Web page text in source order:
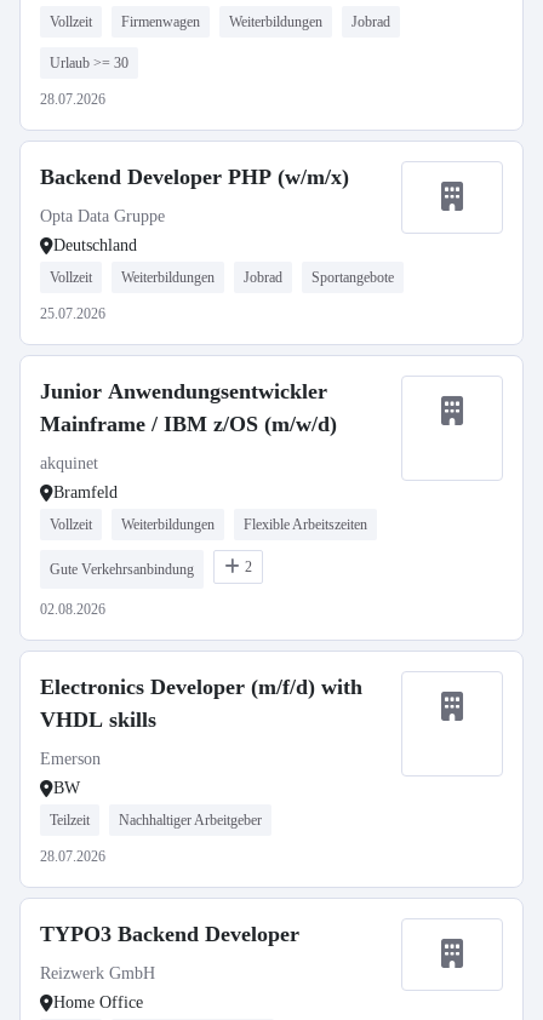
Vollzeit Firmenwagen Weiterbildungen Jobrad
Urlaub >= 30
28.07.2026
Backend Developer PHP (w/m/x)
Opta Data Gruppe
Deutschland
Vollzeit Weiterbildungen Jobrad Sportangebote
25.07.2026
Junior Anwendungsentwickler
Mainframe / IBM z/OS (m/w/d)
akquinet
Bramfeld
Vollzeit Weiterbildungen Flexible Arbeitszeiten
Gute Verkehrsanbindung 2
02.08.2026
Electronics Developer (m/f/d) with
VHDL skills
Emerson
BW
Teilzeit Nachhaltiger Arbeitgeber
28.07.2026
TYPO3 Backend Developer
Reizwerk GmbH
Home Office